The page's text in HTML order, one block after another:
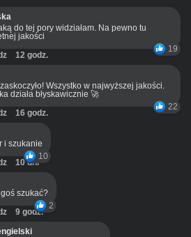
do tej pory widziałam. Na pewno tu
jakości
19
12 godz.
Wszystko w najwyższej jakości.
działa błyskawicznie 🚀
22
16 godz.
i szukanie
10
10 dni
szukać?
2
9 godz.